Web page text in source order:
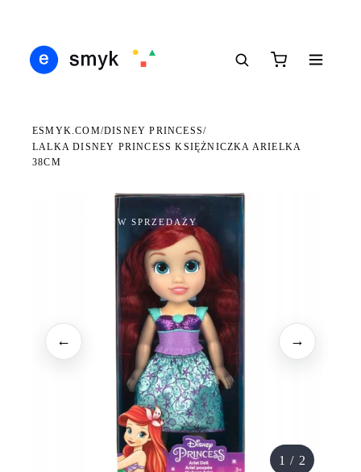
ESMYK.COM/DISNEY PRINCESS/
LALKA DISNEY PRINCESS KSIĘŻNICZKA ARIELKA
38CM
WKRÓTCE W SPRZEDAŻY
← →
1 / 2